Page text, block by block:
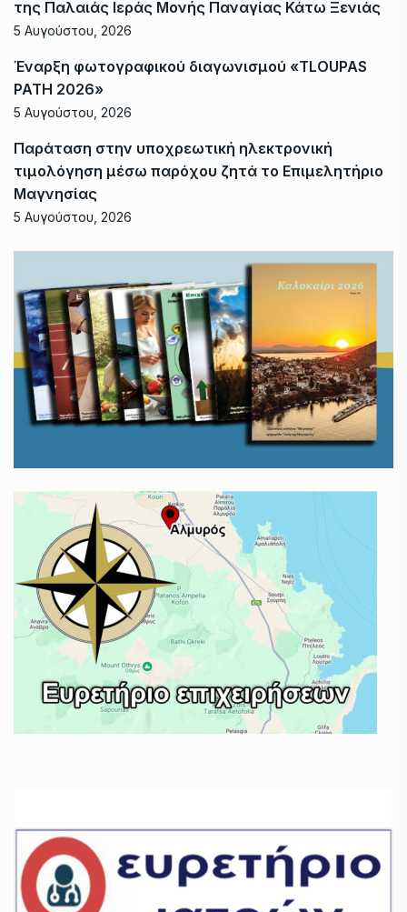
της Παλαιάς Ιεράς Μονής Παναγίας Κάτω Ξενιάς
5 Αυγούστου, 2026
Έναρξη φωτογραφικού διαγωνισμού «TLOUPAS
PATH 2026»
5 Αυγούστου, 2026
Παράταση στην υποχρεωτική ηλεκτρονική
τιμολόγηση μέσω παρόχου ζητά το Επιμελητήριο
Μαγνησίας
5 Αυγούστου, 2026